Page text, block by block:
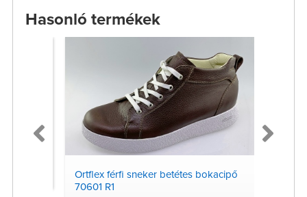
Hasonló termékek
Ortflex férfi sneker betétes bokacipő
70601 R1